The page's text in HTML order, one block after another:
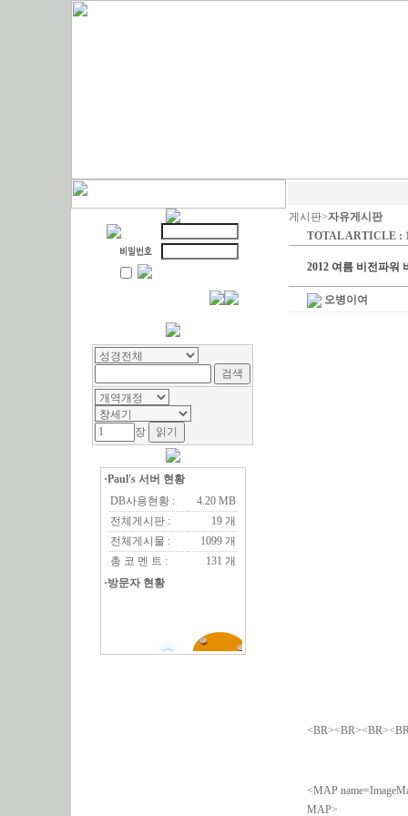
장
·Paul's 서버 현황
DB사용현황 :
4.20 MB
전체게시판 :
19 개
전체게시물 :
1099 개
총 코 멘 트 :
131 개
·방문자 현황
게시판>자유게시판
TOTAL ARTICLE :
2012 여름 비전파워
오병이여
<MAP
MAP>